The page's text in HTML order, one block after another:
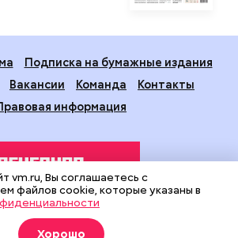
Подписка на бумажные издания
Вакансии Команда
Контакты
информация
финансовой поддержке Департамента
vm.ru, Вы соглашаетесь с
файлов cookie, которые указаны в
Хорошо